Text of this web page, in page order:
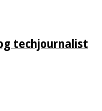
techjournalist